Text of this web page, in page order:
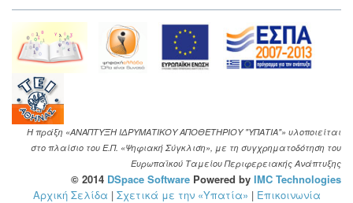
Η πράξη «ΑΝΑΠΤΥΞΗ ΙΔΡΥΜΑΤΙΚΟΥ ΑΠΟΘΕΤΗΡΙΟΥ "ΥΠΑΤΙΑ"» υλοποιείται
στο πλαίσιο του Ε.Π. «Ψηφιακή Σύγκλιση», με τη συγχρηματοδότηση του
Ευρωπαϊκού Ταμείου Περιφερειακής Ανάπτυξης
© 2014 DSpace Software Powered by IMC Technologies
Αρχική Σελίδα | Σχετικά με την «Υπατία» | Επικοινωνία